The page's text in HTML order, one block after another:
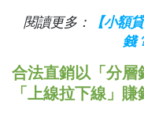
閱讀更多：
【小額
錢
合法直銷以「分
「上線拉下線」賺